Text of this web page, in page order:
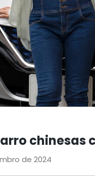
chinesas
de 2024